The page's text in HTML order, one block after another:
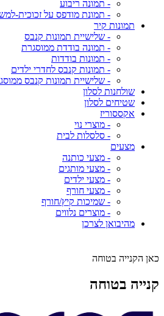
- תמונה ריבוע
- תמונת מודפס על זכוכית-
תמונות קיר
- שלישיית תמונות קנבס
- תמונה בודדת ממוסגרת
- תמונות בודדות
- תמונות קנבס לחדרי ילדים
- שלישיית תמונות קנבס
שולחנות לסלון
שטיחים לסלון
אקססוריז
- מוצרי נוי
- סלסלות לבית
מצעים
- מצעי כותנה
- מצעי מותגים
- מצעי ילדים
- מצעי חורף
- שמיכות קיץ/חורף
- מוצרים נלווים
מהיבואן לצרכן
כאן הקנייה בטוחה
קנייה בטוחה